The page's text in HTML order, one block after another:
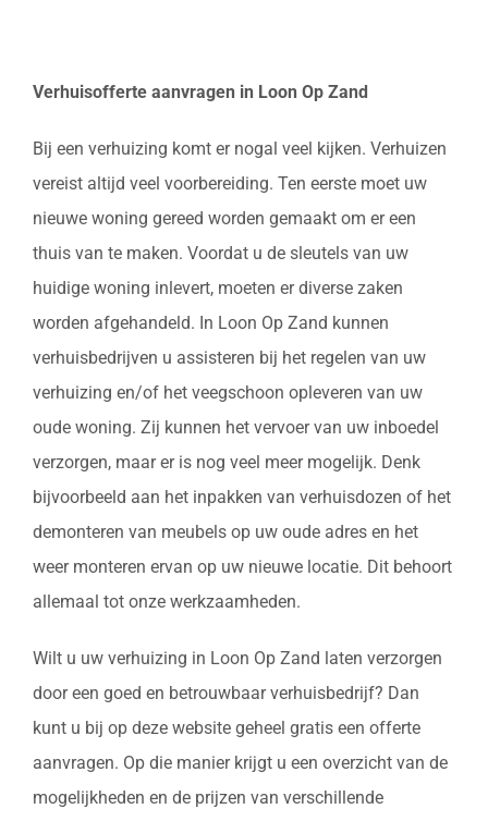
Verhuisofferte aanvragen in Loon Op Zand
Bij een verhuizing komt er nogal veel kijken. Verhuizen
vereist altijd veel voorbereiding. Ten eerste moet uw
nieuwe woning gereed worden gemaakt om er een
thuis van te maken. Voordat u de sleutels van uw
huidige woning inlevert, moeten er diverse zaken
worden afgehandeld. In Loon Op Zand kunnen
verhuisbedrijven u assisteren bij het regelen van uw
verhuizing en/of het veegschoon opleveren van uw
oude woning. Zij kunnen het vervoer van uw inboedel
verzorgen, maar er is nog veel meer mogelijk. Denk
bijvoorbeeld aan het inpakken van verhuisdozen of het
demonteren van meubels op uw oude adres en het
weer monteren ervan op uw nieuwe locatie. Dit behoort
allemaal tot onze werkzaamheden.
Wilt u uw verhuizing in Loon Op Zand laten verzorgen
door een goed en betrouwbaar verhuisbedrijf? Dan
kunt u bij op deze website geheel gratis een offerte
aanvragen. Op die manier krijgt u een overzicht van de
mogelijkheden en de prijzen van verschillende